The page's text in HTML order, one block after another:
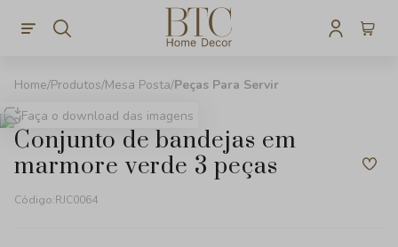
Produtos Mesa Posta Peças Para Servir
Faça o download das imagens
conjunto de bandejas em
marmore verde 3 peças
Código:RJC0064